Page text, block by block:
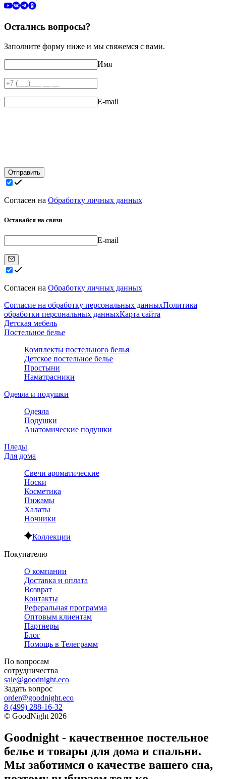
Остались вопросы?
Заполните форму ниже и мы свяжемся с вами.
Имя
E-mail
Отправить
Согласен на Обработку личных данных
Оставайся на связи
E-mail
Согласен на Обработку личных данных
Согласие на обработку персональных данныхПолитика
обработки персональных данныхКарта сайта
Детская мебель
Постельное белье
Комплекты постельного белья
Детское постельное белье
Простыни
Наматрасники
Одеяла и подушки
Одеяла
Подушки
Анатомические подушки
Пледы
Для дома
Свечи ароматические
Носки
Косметика
Пижамы
Халаты
Ночники
Коллекции
Покупателю
О компании
Доставка и оплата
Возврат
Контакты
Реферальная программа
Оптовым клиентам
Партнеры
Блог
Помощь в Телеграмм
По вопросам
сотрудничества
sale@goodnight.eco
Задать вопрос
order@goodnight.eco
8 (499) 288-16-32
© GoodNight 2026
Goodnight - качественное постельное
белье и товары для дома и спальни.
Мы заботимся о качестве вашего сна,